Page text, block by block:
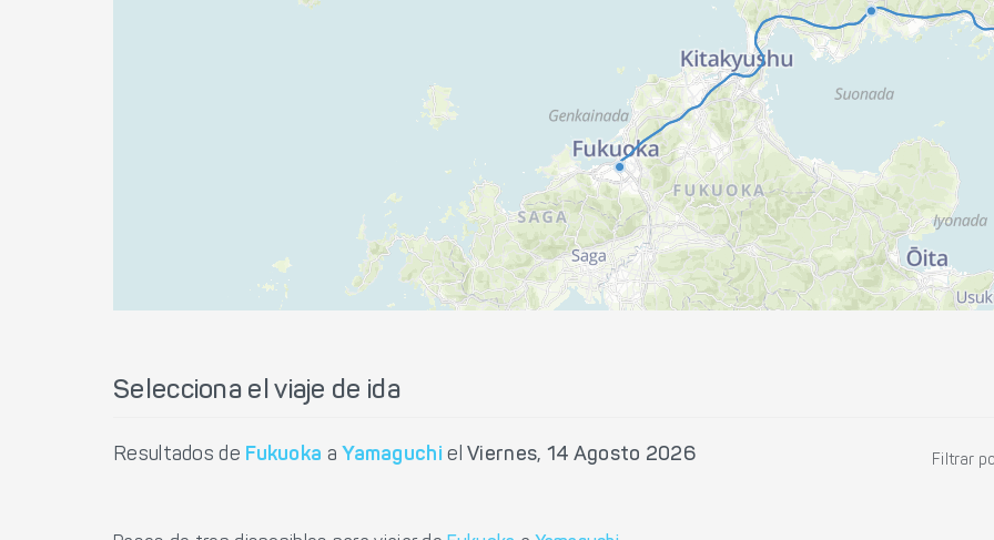
Selecciona el viaje de ida
Resultados de Fukuoka a Yamaguchi el Viernes, 14 Agosto 2026 Filtrar